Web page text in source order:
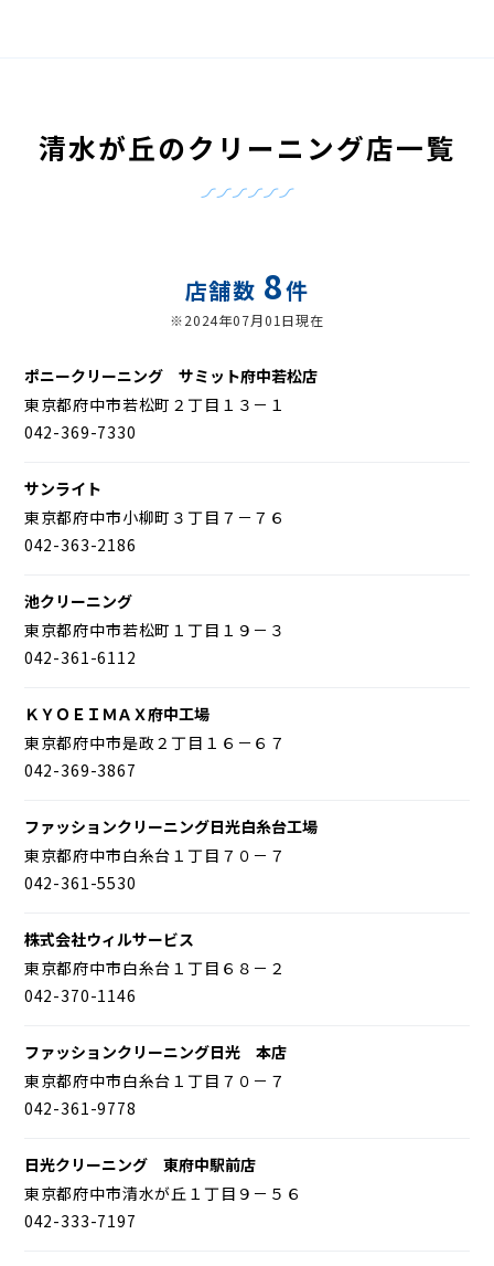
清水が丘のクリーニング店一覧
店舗数 8件
※2024年07月01日現在
ポニークリーニング サミット府中若松店
東京都府中市若松町２丁目１３－１
042-369-7330
サンライト
東京都府中市小柳町３丁目７－７６
042-363-2186
池クリーニング
東京都府中市若松町１丁目１９－３
042-361-6112
ＫＹＯＥＩＭＡＸ府中工場
東京都府中市是政２丁目１６－６７
042-369-3867
ファッションクリーニング日光白糸台工場
東京都府中市白糸台１丁目７０－７
042-361-5530
株式会社ウィルサービス
東京都府中市白糸台１丁目６８－２
042-370-1146
ファッションクリーニング日光 本店
東京都府中市白糸台１丁目７０－７
042-361-9778
日光クリーニング 東府中駅前店
東京都府中市清水が丘１丁目９－５６
042-333-7197